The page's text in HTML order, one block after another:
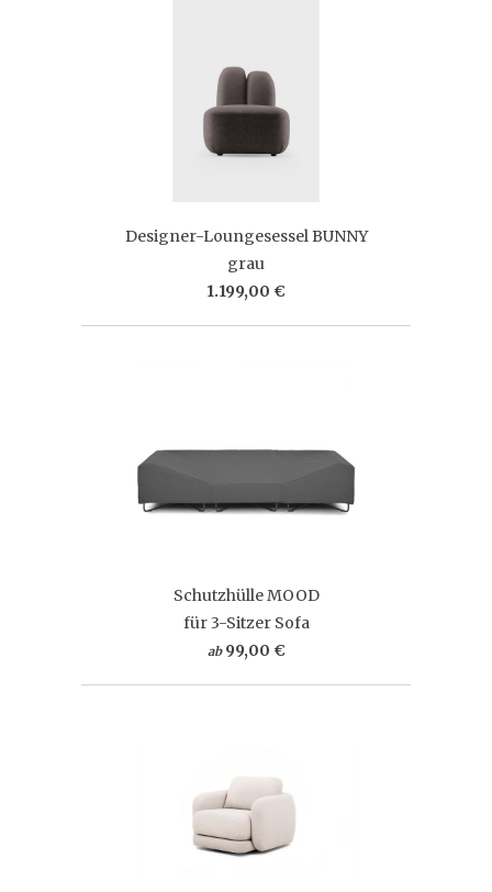
Designer-Loungesessel BUNNY
grau
1.199,00 €
Schutzhülle MOOD
für 3-Sitzer Sofa
ab 99,00 €